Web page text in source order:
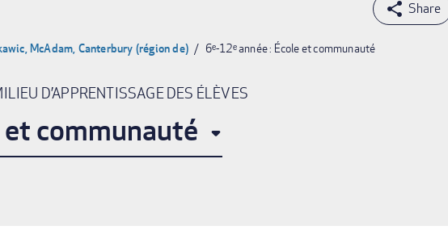
McAdam, Canterbury (région de) 6ᵉ-12ᵉ année : École et communauté
D’APPRENTISSAGE DES ÉLÈVES
et communauté